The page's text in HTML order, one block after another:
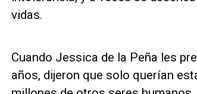
vidas.
Cuando Jessica de la Peña les
años, dijeron que solo querían